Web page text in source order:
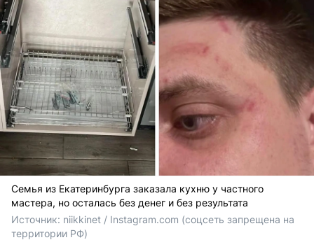
Семья из Екатеринбурга заказала кухню у частного
мастера, но осталась без денег и без результата
Источник: niikkinet / Instagram.com (соцсеть запрещена на
территории РФ)